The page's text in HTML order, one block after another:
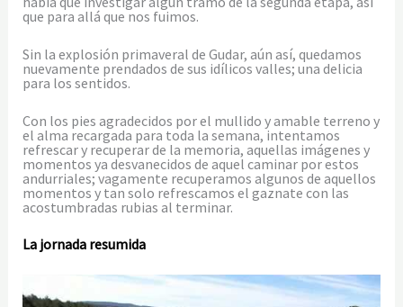
que para allá que nos fuimos.
Sin la explosión primaveral de Gudar, aún así, quedamos
nuevamente prendados de sus idílicos valles; una delicia
para los sentidos.
Con los pies agradecidos por el mullido y amable terreno y
el alma recargada para toda la semana, intentamos
refrescar y recuperar de la memoria, aquellas imágenes y
momentos ya desvanecidos de aquel caminar por estos
andurriales; vagamente recuperamos algunos de aquellos
momentos y tan solo refrescamos el gaznate con las
acostumbradas rubias al terminar.
La jornada resumida